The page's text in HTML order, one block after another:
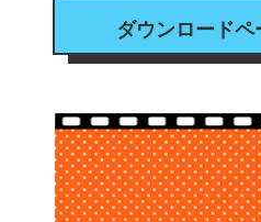
ダウンロードペ